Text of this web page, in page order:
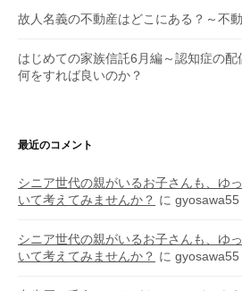
故人名義の不動産はどこにある？～不
はじめての家族信託6月編～認知症の
何をすれば良いのか？
最近のコメント
シニア世代の親がいるお子さんも、ゆ
いて考えてみませんか？ に gyosawa55
シニア世代の親がいるお子さんも、ゆ
いて考えてみませんか？ に gyosawa55